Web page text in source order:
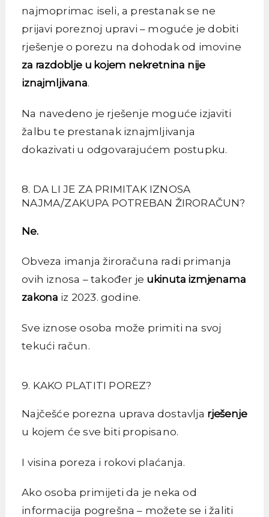
najmoprimac iseli, a prestanak se ne
prijavi poreznoj upravi – moguće je dobiti
rješenje o porezu na dohodak od imovine
za razdoblje u kojem nekretnina nije
iznajmljivana.
Na navedeno je rješenje moguće izjaviti
žalbu te prestanak iznajmljivanja
dokazivati u odgovarajućem postupku.
8. DA LI JE ZA PRIMITAK IZNOSA
NAJMA/ZAKUPA POTREBAN ŽIRORAČUN?
Ne.
Obveza imanja žiroračuna radi primanja
ovih iznosa – također je ukinuta izmjenama
zakona iz 2023. godine.
Sve iznose osoba može primiti na svoj
tekući račun.
9. KAKO PLATITI POREZ?
Najčešće porezna uprava dostavlja rješenje
u kojem će sve biti propisano.
I visina poreza i rokovi plaćanja.
Ako osoba primijeti da je neka od
informacija pogrešna – možete se i žaliti